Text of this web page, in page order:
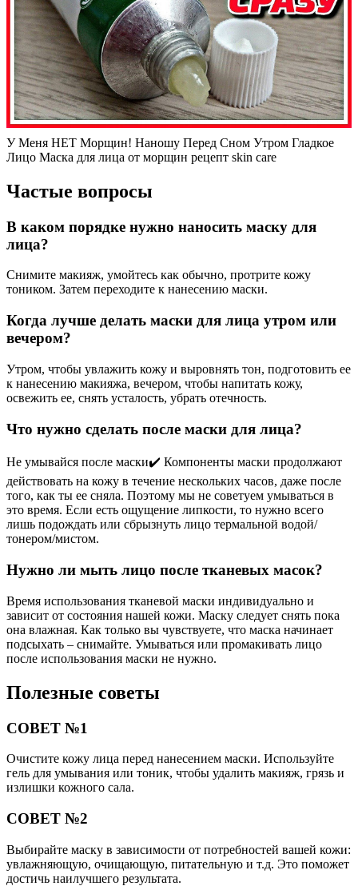
У Меня НЕТ Морщин! Наношу Перед Сном Утром Гладкое
Лицо Маска для лица от морщин рецепт skin care
Частые вопросы
В каком порядке нужно наносить маску для
лица?
Снимите макияж, умойтесь как обычно, протрите кожу
тоником. Затем переходите к нанесению маски.
Когда лучше делать маски для лица утром или
вечером?
Утром, чтобы увлажить кожу и выровнять тон, подготовить ее
к нанесению макияжа, вечером, чтобы напитать кожу,
освежить ее, снять усталость, убрать отечность.
Что нужно сделать после маски для лица?
Не умывайся после маски✔️ Компоненты маски продолжают
действовать на кожу в течение нескольких часов, даже после
того, как ты ее сняла. Поэтому мы не советуем умываться в
это время. Если есть ощущение липкости, то нужно всего
лишь подождать или сбрызнуть лицо термальной водой/
тонером/мистом.
Нужно ли мыть лицо после тканевых масок?
Время использования тканевой маски индивидуально и
зависит от состояния нашей кожи. Маску следует снять пока
она влажная. Как только вы чувствуете, что маска начинает
подсыхать – снимайте. Умываться или промакивать лицо
после использования маски не нужно.
Полезные советы
СОВЕТ №1
Очистите кожу лица перед нанесением маски. Используйте
гель для умывания или тоник, чтобы удалить макияж, грязь и
излишки кожного сала.
СОВЕТ №2
Выбирайте маску в зависимости от потребностей вашей кожи:
увлажняющую, очищающую, питательную и т.д. Это поможет
достичь наилучшего результата.